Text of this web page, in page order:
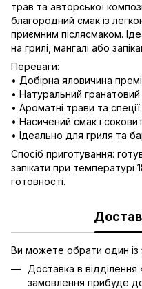
трав та авторської
благородний смак із
приємним післясмаком.
на грилі, мангалі або
Переваги:
• Добірна яловичина
• Натуральний
• Ароматні трави та спеції
• Насичений смак і
• Ідеально для гриля та
Спосіб приготування:
запікати при температурі
готовності.
Ви можете обрати один із
Доставка в
замовлення прибуде